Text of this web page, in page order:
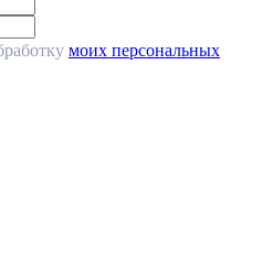
моих персональных